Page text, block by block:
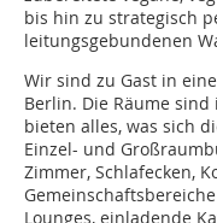
bis hin zu strategisch
leitungsgebundenen
Wir sind zu Gast in
Berlin. Die Räume
bieten alles, was sich
Einzel- und
Zimmer, Schlafecken,
Lounges, einladende